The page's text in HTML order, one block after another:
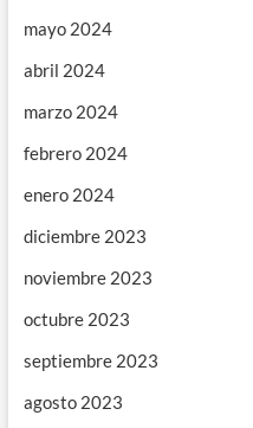
mayo 2024
abril 2024
marzo 2024
febrero 2024
enero 2024
diciembre 2023
noviembre 2023
octubre 2023
septiembre 2023
agosto 2023